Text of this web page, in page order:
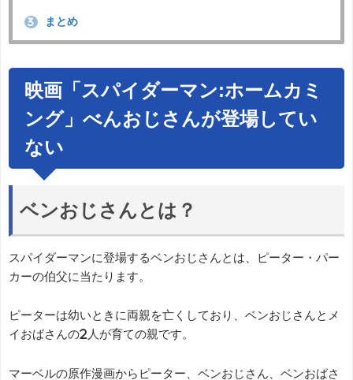
3 まとめ
映画「スパイダーマン:ホームカミ
ング」べんおじさんが登場してい
ない
ベンおじさんとは？
スパイダーマンに登場するベンおじさんとは、ピーター・パー
カーの伯父に当たります。
ピーターは幼いときに両親を亡くしており、ベンおじさんとメ
イおばさんの2人が育ての親です。
マーベルの原作漫画からピーター、ベンおじさん、ベンおばさ